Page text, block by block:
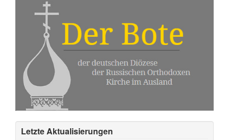
Letzte Aktualisierungen